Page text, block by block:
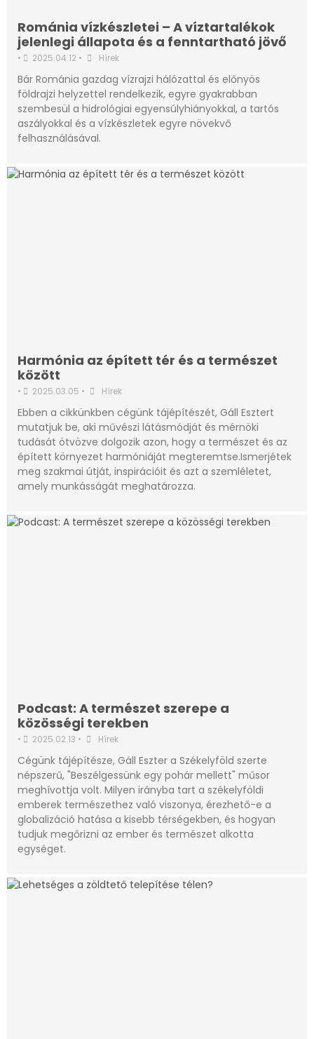
Románia vízkészletei – A víztartalékok
jelenlegi állapota és a fenntartható jövő
• 2025.04.12 • Hírek
Bár Románia gazdag vízrajzi hálózattal és előnyös
földrajzi helyzettel rendelkezik, egyre gyakrabban
szembesül a hidrológiai egyensúlyhiányokkal, a tartós
aszályokkal és a vízkészletek egyre növekvő
felhasználásával.
Harmónia az épített tér és a természet
között
• 2025.03.05 • Hírek
Ebben a cikkünkben cégünk tájépítészét, Gáll Esztert
mutatjuk be, aki művészi látásmódját és mérnöki
tudását ötvözve dolgozik azon, hogy a természet és az
épített környezet harmóniáját megteremtse.Ismerjétek
meg szakmai útját, inspirációit és azt a szemléletet,
amely munkásságát meghatározza.
Podcast: A természet szerepe a
közösségi terekben
• 2025.02.13 • Hírek
Cégünk tájépítésze, Gáll Eszter a Székelyföld szerte
népszerű, "Beszélgessünk egy pohár mellett" műsor
meghívottja volt. Milyen irányba tart a székelyföldi
emberek természethez való viszonya, érezhető-e a
globalizáció hatása a kisebb térségekben, és hogyan
tudjuk megőrizni az ember és természet alkotta
egységet.